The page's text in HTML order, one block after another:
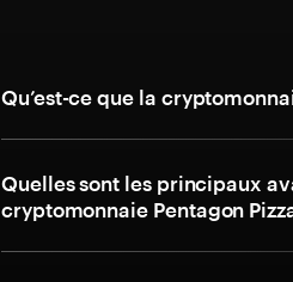
Qu’est-ce que la
Quelles sont les principaux
cryptomonnaie Pentagon